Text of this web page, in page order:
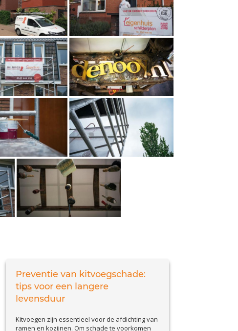
Preventie van kitvoegschade:
tips voor een langere
levensduur
Kitvoegen zijn essentieel voor de afdichting van
ramen en kozijnen. Om schade te voorkomen